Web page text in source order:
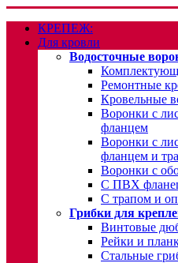
КРЕПЕЖ:
Для кровли
Водосточные
Ремонтные
Кровельные
Воронки с
фланцем
Воронки с
фланцем и
Воронки с
С ПВХ
С трапом и
Грибки для
Винтовые
Рейки и
Стальные